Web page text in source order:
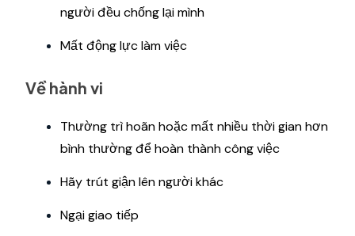
người đều chống lại mình
Mất động lực làm việc
Về hành vi
Thường trì hoãn hoặc mất nhiều thời gian hơn
bình thường để hoàn thành công việc
Hãy trút giận lên người khác
Ngại giao tiếp